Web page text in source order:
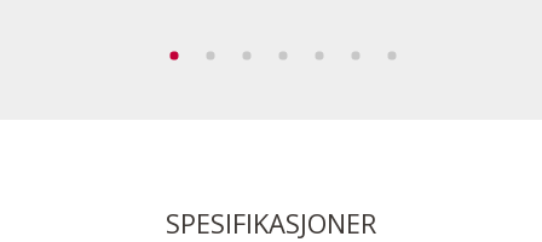
SPESIFIKASJONER